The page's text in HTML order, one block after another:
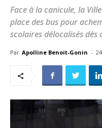
Face à la canicule, la
place des bus pour
scolaires délocalisés dès
Par Apolline Benoit-Gonin -